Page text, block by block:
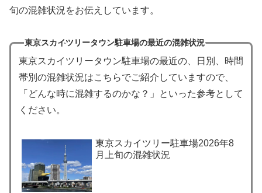
旬の混雑状況をお伝えしています。
東京スカイツリータウン駐車場の最近の混雑状況
東京スカイツリータウン駐車場の最近の、日別、時間
帯別の混雑状況はこちらでご紹介していますので、
「どんな時に混雑するのかな？」といった参考として
ください。
東京スカイツリー駐車場2026年8
月上旬の混雑状況